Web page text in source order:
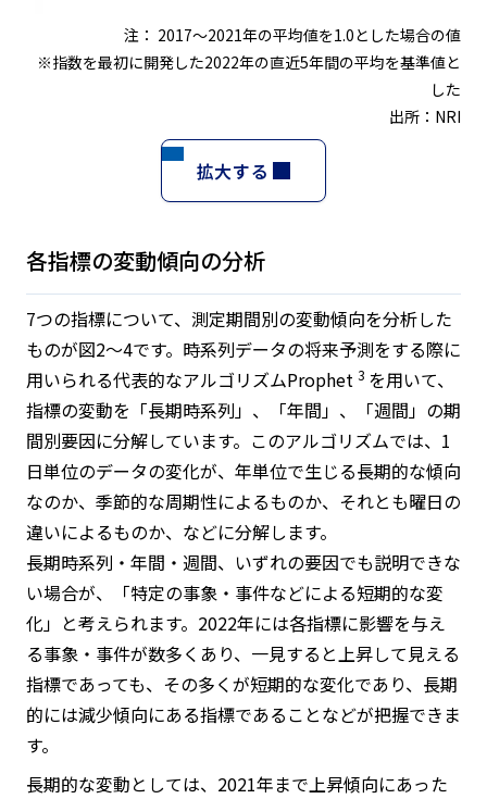
注： 2017～2021年の平均値を1.0とした場合の値
※指数を最初に開発した2022年の直近5年間の平均を基準値と
した
出所：NRI
拡大する
各指標の変動傾向の分析
7つの指標について、測定期間別の変動傾向を分析した
ものが図2～4です。時系列データの将来予測をする際に
用いられる代表的なアルゴリズムProphet 3 を用いて、
指標の変動を「長期時系列」、「年間」、「週間」の期
間別要因に分解しています。このアルゴリズムでは、1
日単位のデータの変化が、年単位で生じる長期的な傾向
なのか、季節的な周期性によるものか、それとも曜日の
違いによるものか、などに分解します。
長期時系列・年間・週間、いずれの要因でも説明できな
い場合が、「特定の事象・事件などによる短期的な変
化」と考えられます。2022年には各指標に影響を与え
る事象・事件が数多くあり、一見すると上昇して見える
指標であっても、その多くが短期的な変化であり、長期
的には減少傾向にある指標であることなどが把握できま
す。
長期的な変動としては、2021年まで上昇傾向にあった